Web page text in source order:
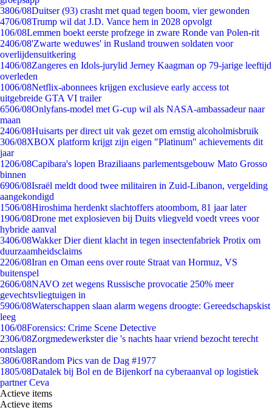
3806/08Duitser (93) crasht met quad tegen boom, vier gewonden
4706/08Trump wil dat J.D. Vance hem in 2028 opvolgt
106/08Lemmen boekt eerste profzege in zware Ronde van Polen-rit
2406/08'Zwarte weduwes' in Rusland trouwen soldaten voor
overlijdensuitkering
1406/08Zangeres en Idols-jurylid Jerney Kaagman op 79-jarige leeftijd
overleden
1006/08Netflix-abonnees krijgen exclusieve early access tot
uitgebreide GTA VI trailer
6506/08Onlyfans-model met G-cup wil als NASA-ambassadeur naar
maan
2406/08Huisarts per direct uit vak gezet om ernstig alcoholmisbruik
306/08XBOX platform krijgt zijn eigen "Platinum" achievements dit
jaar
1206/08Capibara's lopen Braziliaans parlementsgebouw Mato Grosso
binnen
6906/08Israël meldt dood twee militairen in Zuid-Libanon, vergelding
aangekondigd
1506/08Hiroshima herdenkt slachtoffers atoombom, 81 jaar later
1906/08Drone met explosieven bij Duits vliegveld voedt vrees voor
hybride aanval
3406/08Wakker Dier dient klacht in tegen insectenfabriek Protix om
duurzaamheidsclaims
2206/08Iran en Oman eens over route Straat van Hormuz, VS
buitenspel
2606/08NAVO zet wegens Russische provocatie 250% meer
gevechtsvliegtuigen in
5906/08Waterschappen slaan alarm wegens droogte: Gereedschapskist
leeg
106/08Forensics: Crime Scene Detective
2306/08Zorgmedewerkster die 's nachts haar vriend bezocht terecht
ontslagen
3806/08Random Pics van de Dag #1977
1805/08Datalek bij Bol en de Bijenkorf na cyberaanval op logistiek
partner Ceva
Actieve items
Actieve items